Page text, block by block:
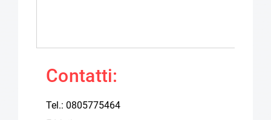
Contatti:
Tel.: 0805775464